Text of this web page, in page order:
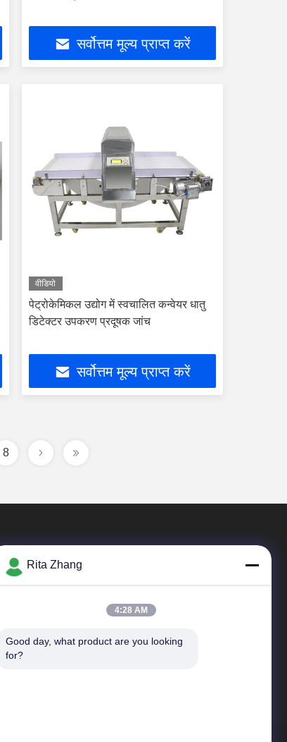
सर्वोत्तम मूल्य प्राप्त करें
वीडियो
पेट्रोकेमिकल उद्योग में स्वचालित कन्वेयर धातु
डिटेक्टर उपकरण प्रदूषक जांच
सर्वोत्तम मूल्य प्राप्त करें
8
त्वरित सम्पक
Rita Zhang
4:28 AM
Good day, what product are you looking
for?